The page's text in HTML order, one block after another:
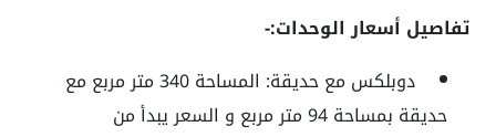
تفاصيل أسعار الوحدات:-
دوبلكس مع حديقة: المساحة340متر مربع مع
حديقة بمساحة94متر مربع و السعر يبدأ من